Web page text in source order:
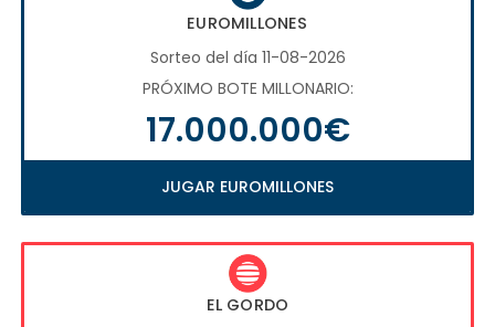
EUROMILLONES
Sorteo del día 11-08-2026
PRÓXIMO BOTE MILLONARIO:
17.000.000€
JUGAR EUROMILLONES
EL GORDO